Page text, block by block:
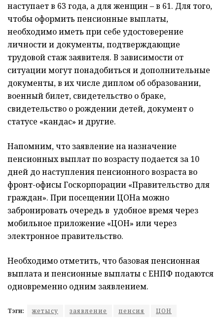
наступает в 63 года, а для женщин – в 61. Для того,
чтобы оформить пенсионные выплаты,
необходимо иметь при себе удостоверение
личности и документы, подтверждающие
трудовой стаж заявителя. В зависимости от
ситуации могут понадобиться и дополнительные
документы, в их числе диплом об образовании,
военный билет, свидетельство о браке,
свидетельство о рождении детей, документ о
статусе «кандас» и другие.
Напомним, что заявление на назначение
пенсионных выплат по возрасту подается за 10
дней до наступления пенсионного возраста во
фронт-офисы Госкорпорации «Правительство для
граждан». При посещении ЦОНа можно
забронировать очередь в удобное время через
мобильное приложение «ЦОН» или через
электронное правительство.
Необходимо отметить, что базовая пенсионная
выплата и пенсионные выплаты с ЕНПФ подаются
одновременно одним заявлением.
Тэги: жетысу заявление пенсия ЦОН